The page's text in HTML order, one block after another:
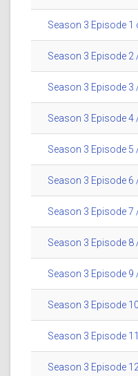
Season 3 Episode 1
Season 3 Episode 2
Season 3 Episode 3
Season 3 Episode 4
Season 3 Episode 5
Season 3 Episode 6
Season 3 Episode 7
Season 3 Episode 8
Season 3 Episode 9
Season 3 Episode
Season 3 Episode
Season 3 Episode